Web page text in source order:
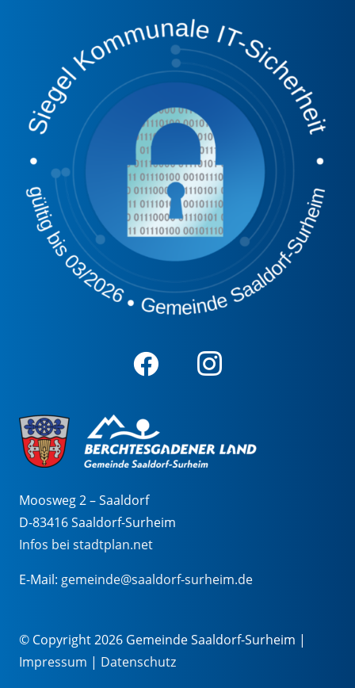
Moosweg 2 – Saaldorf
D-83416 Saaldorf-Surheim
Infos bei stadtplan.net
E-Mail: gemeinde@saaldorf-surheim.de
© Copyright 2026 Gemeinde Saaldorf-Surheim |
Impressum | Datenschutz